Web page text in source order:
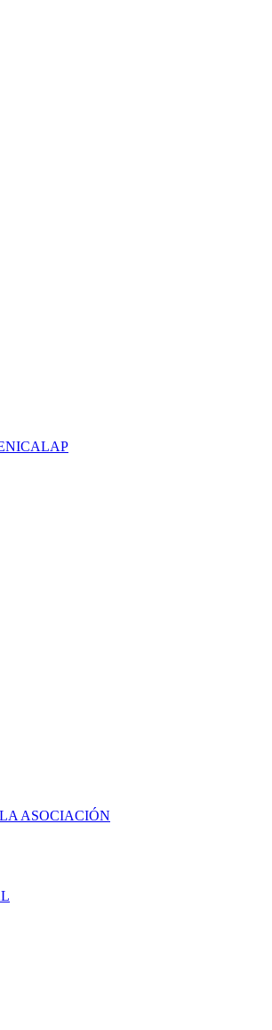
ASOCIACIÓN